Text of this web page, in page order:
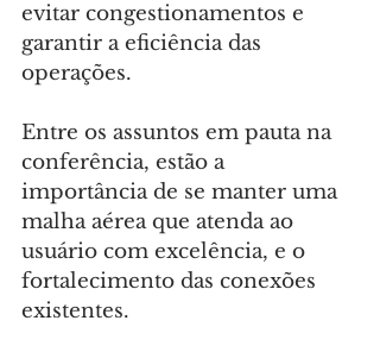
evitar congestionamentos e
garantir a eficiência das
operações.
Entre os assuntos em pauta na
conferência, estão a
importância de se manter uma
malha aérea que atenda ao
usuário com excelência, e o
fortalecimento das conexões
existentes.